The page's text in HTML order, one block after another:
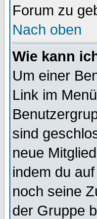
Forum zu
Nach oben
Wie kann
Um einer
Link im
sind
neue
indem du
noch seine
der Gruppe